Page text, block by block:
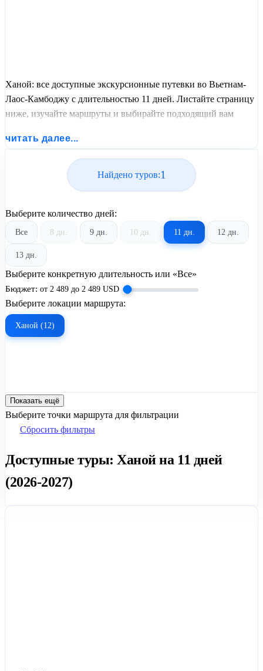
Ханой: все доступные экскурсионные путевки во Вьетнам-
Лаос-Камбоджу с длительностью 11 дней. Листайте страницу
ниже, изучайте маршруты и выбирайте подходящий вам
United Travel Systems.
читать далее...
Найдено туров:1
Выберите количество дней:
Все 8 дн. 9 дн. 10 дн. 11 дн. 12 дн.
13 дн.
Выберите конкретную длительность или «Все»
Бюджет: от 2 489 до 2 489 USD
Выберите локации маршрута:
Ханой (12)
Показать ещё
Выберите точки маршрута для фильтрации
Сбросить фильтры
Доступные туры: Ханой на 11 дней
(2026-2027)